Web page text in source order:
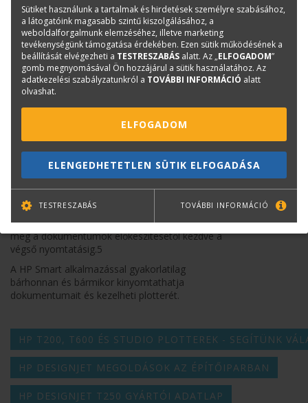
több A1/D oldalt nyomtathat.
A fenntarthatóbb kialakítás eladott
egységenként akár 7,3 tonnával csökkenti
évente a CO2e-kibocsátást, mivel akár 30%-ban
újrahasznosított műanyagot használ.
Alkalmazkodik a
munkastílusához
Az akár 35 másodperc/A1/D nyomatot
eredményező gyors nyomtatásnak
köszönhetően többé nem kell a nyomtató
mellett várakoznia.
Növelje hatékonyságát – a projektek akár
kétszer gyorsabb nyomtatásával időt takaríthat
meg a dokumentumok előkészítésétől kezdve a
végső nyomtatásig.5
A HP Smart alkalmazással gyakorlatilag
bárhonnan és bármikor kinyomtathatja
dokumentumait és kezelheti plotterét.
HP T200, T600 ÉS STUDIO PLOTTEREK - SEGÍTÜNK
HP DESIGNJET MEGOLDÁSOK AZ ÉPÍTŐIPARBAN
HP DESIGNJET T250 GYÁRTÓI ADATLAP
Sütiket használunk a tartalmak és hirdetések személyre szabásához,
a látogatóink magasabb szintű kiszolgálásához, a
weboldalforgalmunk elemzéséhez, illetve marketing
tevékenységünk támogatása érdekében. Ezen sütik működésének a
beállítását elvégezheti a TESTRESZABÁS alatt. Az „ELFOGADOM”
gomb megnyomásával Ön hozzájárul a sütik használatához. Az
adatkezelési szabályzatunkról a TOVÁBBI INFORMÁCIÓ alatt
olvashat.
ELFOGADOM
ELENGEDHETETLEN SÜTIK ELFOGADÁSA
TESTRESZABÁS TOVÁBBI INFORMÁCIÓ